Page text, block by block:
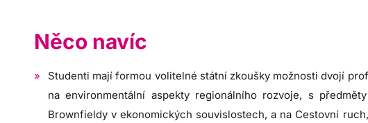
Něco navíc
Studenti mají formou volitelné státní zkoušky možnosti dvojí
na environmentální aspekty regionálního rozvoje, s
Brownfieldy v ekonomických souvislostech, a na Cestovní